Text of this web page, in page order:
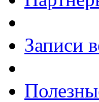
Записи